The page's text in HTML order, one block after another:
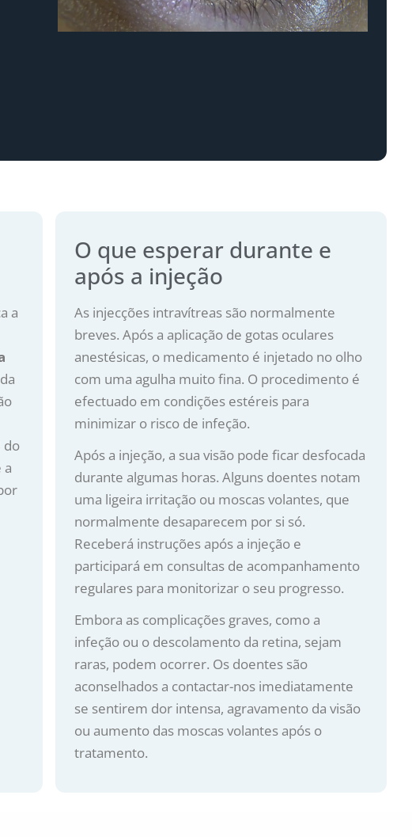
a
do
a
O que esperar durante e
após a injeção
As injecções intravítreas são normalmente
breves. Após a aplicação de gotas oculares
anestésicas, o medicamento é injetado no olho
com uma agulha muito fina. O procedimento é
efectuado em condições estéreis para
minimizar o risco de infeção.
Após a injeção, a sua visão pode ficar desfocada
durante algumas horas. Alguns doentes notam
uma ligeira irritação ou moscas volantes, que
normalmente desaparecem por si só.
Receberá instruções após a injeção e
participará em consultas de acompanhamento
regulares para monitorizar o seu progresso.
Embora as complicações graves, como a
infeção ou o descolamento da retina, sejam
raras, podem ocorrer. Os doentes são
aconselhados a contactar-nos imediatamente
se sentirem dor intensa, agravamento da visão
ou aumento das moscas volantes após o
tratamento.